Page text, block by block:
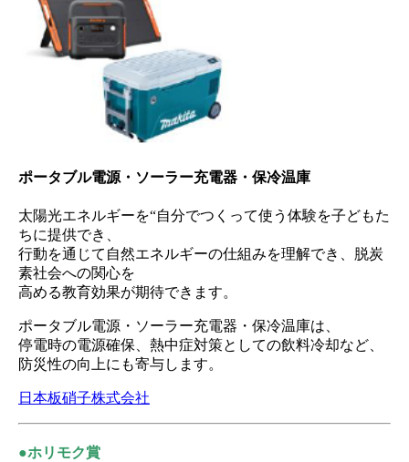
ポータブル電源・ソーラー充電器・保冷温庫
太陽光エネルギーを“自分でつくって使う体験を子どもた
ちに提供でき、
行動を通じて自然エネルギーの仕組みを理解でき、脱炭
素社会への関心を
高める教育効果が期待できます。
ポータブル電源・ソーラー充電器・保冷温庫は、
停電時の電源確保、熱中症対策としての飲料冷却など、
防災性の向上にも寄与します。
日本板硝子株式会社
●ホリモク賞